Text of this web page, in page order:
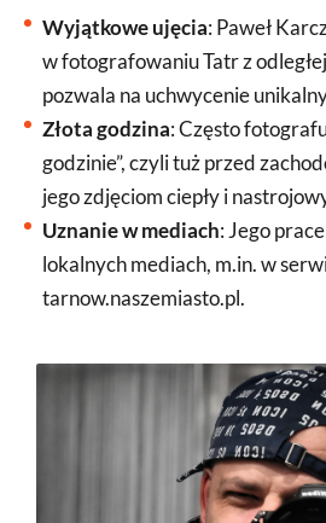
Wyjątkowe ujęcia: Paweł
w fotografowaniu Tatr z
pozwala na uchwycenie
Złota godzina: Często
godzinie”, czyli tuż przed
jego zdjęciom ciepły i
Uznanie w mediach: Jego
lokalnych mediach, m.in. w
tarnow.naszemiasto.pl.